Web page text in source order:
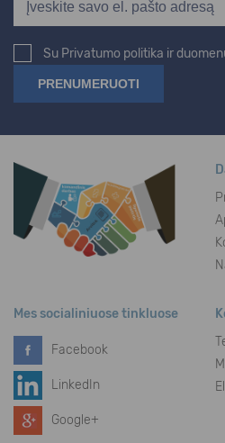
Su Privatumo politika ir
Mes socialiniuose tinkluose
Facebook
LinkedIn
Google+